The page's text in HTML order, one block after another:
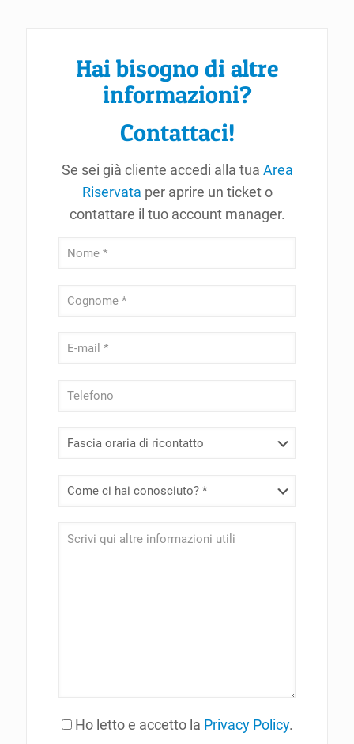
Hai bisogno di altre
informazioni?
Contattaci!
Se sei già cliente accedi alla tua Area
Riservata per aprire un ticket o
contattare il tuo account manager.
Ho letto e accetto la Privacy Policy.